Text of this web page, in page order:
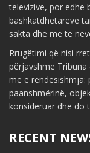
televizive, por edhe
bashkatdhetarëve
sakta dhe më të
Rrugëtimi që nisi
përjavshme
më e rëndësishmja:
paanshmërinë,
konsideruar dhe do
RECENT